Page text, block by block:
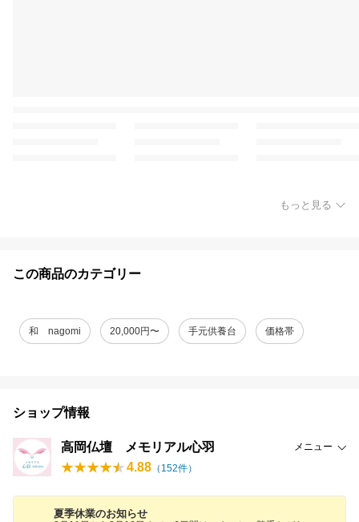
もっと見る
この商品のカテゴリー
和 nagomi 20,000円〜 手元供養台 価格帯
ショップ情報
高岡仏壇 メモリアル心羽 メニュー
4.88 （ 152件）
夏季休業のお知らせ